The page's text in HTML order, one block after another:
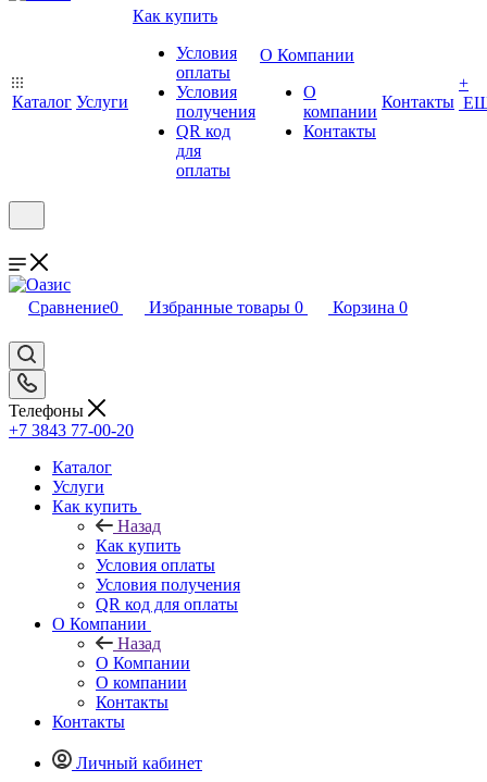
Каталог Услуги
Как купить
Условия
оплаты
Условия
получения
QR код
для
оплаты
О Компании
О
компании
Контакты
Контакты
+
Сравнение0 Избранные товары 0 Корзина 0
Телефоны
+7 3843 77-00-20
Каталог
Услуги
Как купить
Назад
Как купить
Условия оплаты
Условия получения
QR код для оплаты
О Компании
Назад
О Компании
О компании
Контакты
Контакты
Личный кабинет